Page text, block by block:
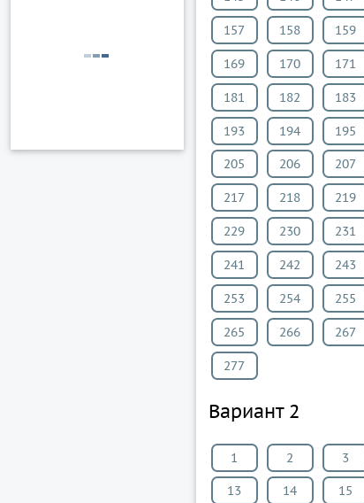
157 158 159
169 170 171
181 182 183
193 194 195
205 206 207
217 218 219
229 230 231
241 242 243
253 254 255
265 266 267
277
Вариант 2
1 2 3
13 14 15